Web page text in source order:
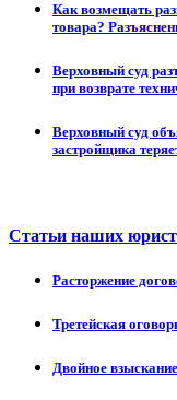
Как возмещать
товара?
Верховный суд
при возврате
Верховный суд
застройщика
Статьи наших
Расторжение
Третейская
Двойное